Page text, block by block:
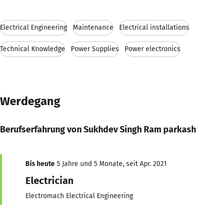
Electrical Engineering Maintenance Electrical installations
Technical Knowledge Power Supplies Power electronics
Werdegang
Berufserfahrung von Sukhdev Singh Ram parkash
Bis heute 5 Jahre und 5 Monate, seit Apr. 2021
Electrician
Electromach Electrical Engineering